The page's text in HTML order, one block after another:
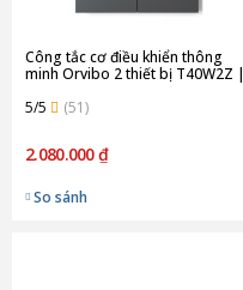
Công tắc cơ điều khiển thông
minh Orvibo 2 thiết bị T40W2Z |
5/5
(51)
2.080.000 ₫
So sánh